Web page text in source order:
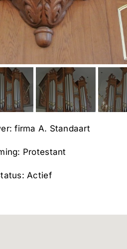
firma A. Standaart
Protestant
Actief